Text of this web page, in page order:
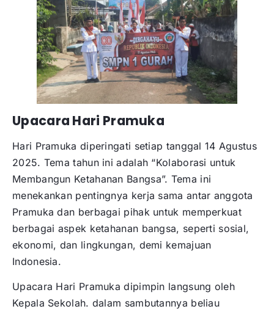
Upacara Hari Pramuka
Hari Pramuka diperingati setiap tanggal 14 Agustus
2025. Tema tahun ini adalah “Kolaborasi untuk
Membangun Ketahanan Bangsa”. Tema ini
menekankan pentingnya kerja sama antar anggota
Pramuka dan berbagai pihak untuk memperkuat
berbagai aspek ketahanan bangsa, seperti sosial,
ekonomi, dan lingkungan, demi kemajuan
Indonesia.
Upacara Hari Pramuka dipimpin langsung oleh
Kepala Sekolah. dalam sambutannya beliau